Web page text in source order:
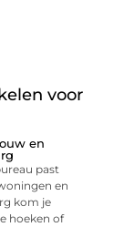
voor
en
past
en
kom je
hoeken of